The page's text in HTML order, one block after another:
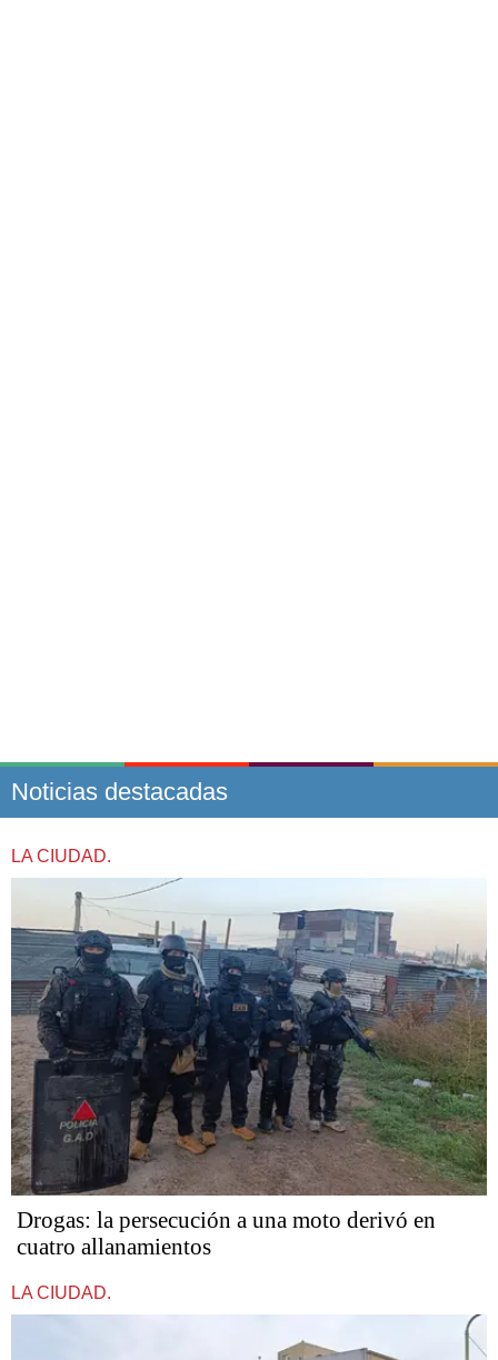
Noticias destacadas
LA CIUDAD.
Drogas: la persecución a una moto derivó en
cuatro allanamientos
LA CIUDAD.